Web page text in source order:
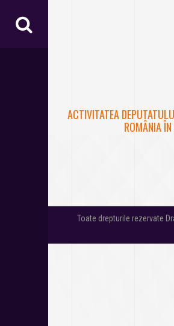
ACTIVITATEA
ROMÂNIA
Toate drepturile rezervate